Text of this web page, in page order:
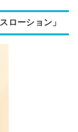
ローション」